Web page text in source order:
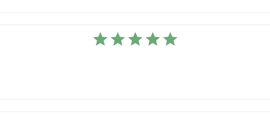
star star star star star